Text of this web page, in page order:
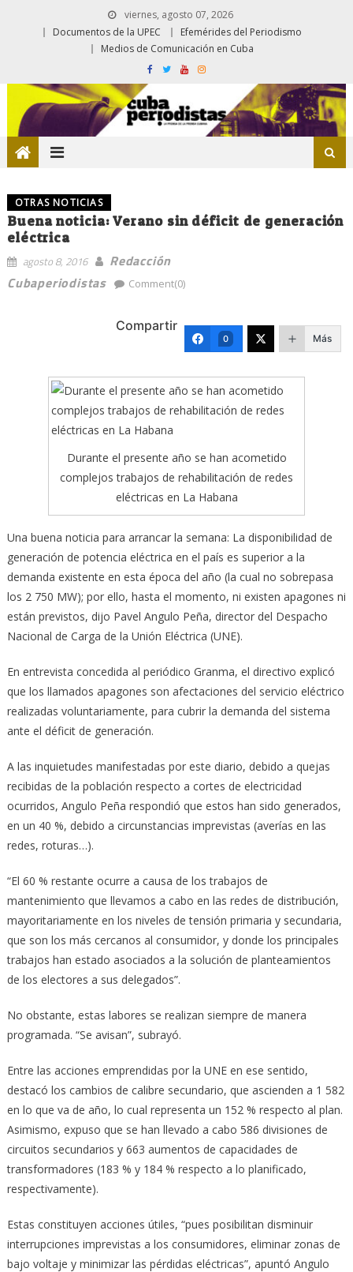
viernes, agosto 07, 2026
Documentos de la UPEC
Efemérides del Periodismo
Medios de Comunicación en Cuba
OTRAS NOTICIAS
Buena noticia: Verano sin déficit de generación
eléctrica
agosto 8, 2016
Redacción
Cubaperiodistas
Comment(0)
Compartir
0 Más
Durante el presente año se han acometido
complejos trabajos de rehabilitación de redes
eléctricas en La Habana
Una buena noticia para arrancar la semana: La disponibilidad de
generación de potencia eléctrica en el país es superior a la
demanda existente en esta época del año (la cual no sobrepasa
los 2 750 MW); por ello, hasta el momento, ni existen apagones ni
están previstos, dijo Pavel Angulo Peña, director del Des­pacho
Nacional de Carga de la Unión Eléctrica (UNE).
En entrevista concedida al periódico Granma, el directivo explicó
que los llamados apagones son afectaciones del servicio eléctrico
realizadas vo­luntariamente, para cubrir la demanda del sistema
ante el déficit de generación.
A las inquietudes manifestadas por este diario, debido a quejas
recibidas de la población respecto a cortes de electricidad
ocurridos, Angulo Peña respondió que estos han sido generados,
en un 40 %, debido a circunstancias imprevistas (averías en las
redes, roturas…).
“El 60 % restante ocurre a causa de los trabajos de
mantenimiento que llevamos a cabo en las redes de distribución,
mayoritariamente en los niveles de tensión primaria y secundaria,
que son los más cercanos al consumidor, y donde los principales
trabajos han estado asociados a la solución de planteamientos
de los electores a sus delegados”.
No obstante, estas labores se realizan siempre de manera
programada. “Se avisan”, subrayó.
Entre las acciones emprendidas por la UNE en ese sentido,
destacó los cambios de calibre secundario, que ascienden a 1 582
en lo que va de año, lo cual representa un 152 % respecto al plan.
Asimismo, expuso que se han llevado a ca­bo 586 divisiones de
circuitos secundarios y 663 aumentos de capacidades de
transformadores (183 % y 184 % respecto a lo planificado,
respectivamente).
Estas constituyen acciones útiles, “pues po­sibilitan disminuir
interrupciones imprevistas a los consumidores, eliminar zonas de
bajo voltaje y minimizar las pérdidas eléctricas”, apuntó Angulo